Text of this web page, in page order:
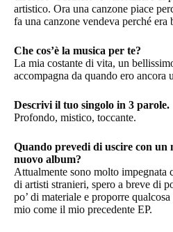
artistico. Ora una canzone piace
fa una canzone vendeva perché era
Che cos’è la musica per te?
La mia costante di vita, un
accompagna da quando ero ancora
Descrivi il tuo singolo in 3 parole.
Profondo, mistico, toccante.
Quando prevedi di uscire con un
nuovo album?
Attualmente sono molto impegnata
di artisti stranieri, spero a breve di
po’ di materiale e proporre
mio come il mio precedente EP.